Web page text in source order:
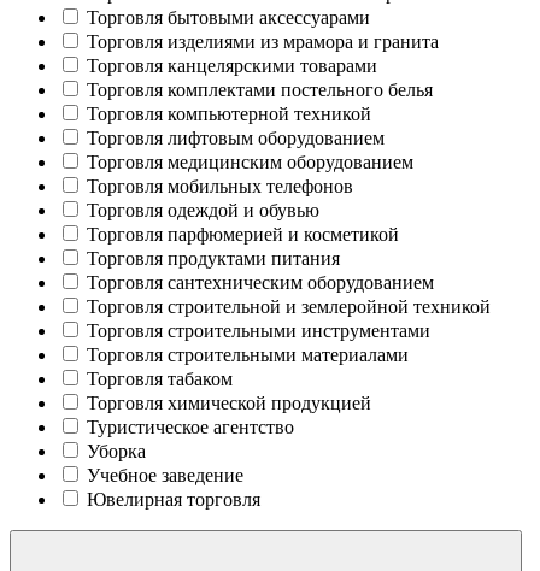
Торговля бытовыми аксессуарами
Торговля изделиями из мрамора и гранита
Торговля канцелярскими товарами
Торговля комплектами постельного белья
Торговля компьютерной техникой
Торговля лифтовым оборудованием
Торговля медицинским оборудованием
Торговля мобильных телефонов
Торговля одеждой и обувью
Торговля парфюмерией и косметикой
Торговля продуктами питания
Торговля сантехническим оборудованием
Торговля строительной и землеройной техникой
Торговля строительными инструментами
Торговля строительными материалами
Торговля табаком
Торговля химической продукцией
Туристическое агентство
Уборка
Учебное заведение
Ювелирная торговля